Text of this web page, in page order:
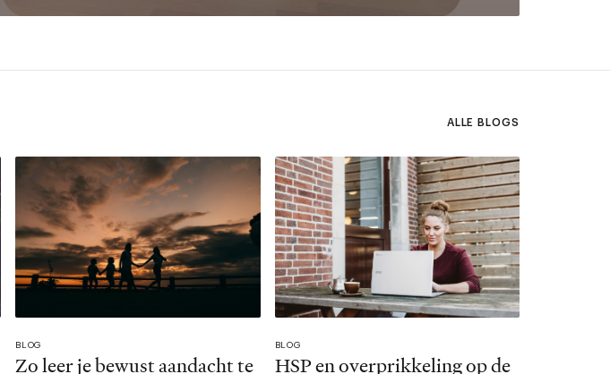
ALLE BLOGS
BLOG
Zo leer je bewust aandacht te
BLOG
HSP en overprikkeling op de